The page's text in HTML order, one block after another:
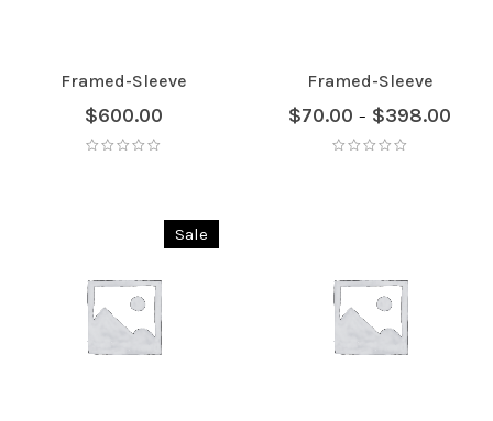
Framed-Sleeve
$600.00
Framed-Sleeve
$70.00 – $398.00
Sale